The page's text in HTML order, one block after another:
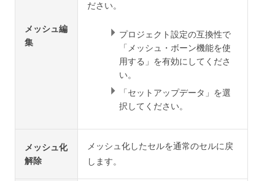
メッシュ編
集
ださい。
プロジェクト設定の互換性で
「メッシュ・ボーン機能を使
用する」を有効にしてくださ
い。
「セットアップデータ」を選
択してください。
メッシュ化
解除
メッシュ化したセルを通常のセルに戻
します。